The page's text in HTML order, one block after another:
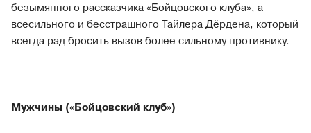
безымянного рассказчика «Бойцовского клуба», а
всесильного и бесстрашного Тайлера Дёрдена, который
всегда рад бросить вызов более сильному противнику.
Мужчины («Бойцовский клуб»)